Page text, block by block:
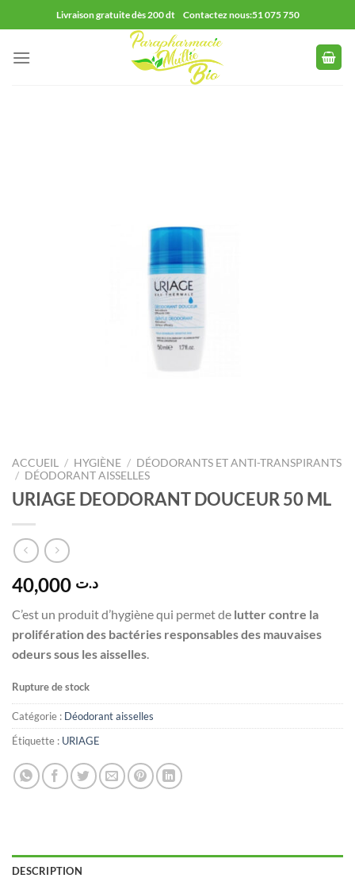
au
contenu
Livraison gratuite dès 200 dt Contactez nous:51 075 750
ACCUEIL / HYGIÈNE / DÉODORANTS ET ANTI-TRANSPIRANTS
/ DÉODORANT AISSELLES
URIAGE DEODORANT DOUCEUR 50 ML
د.ت
C’est un produit d’hygiène qui permet de lutter contre la
prolifération des bactéries responsables des mauvaises
odeurs sous les aisselles.
Rupture de stock
Catégorie : Déodorant aisselles
Étiquette : URIAGE
DESCRIPTION